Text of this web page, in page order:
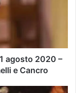
agosto 2020 –
e Cancro